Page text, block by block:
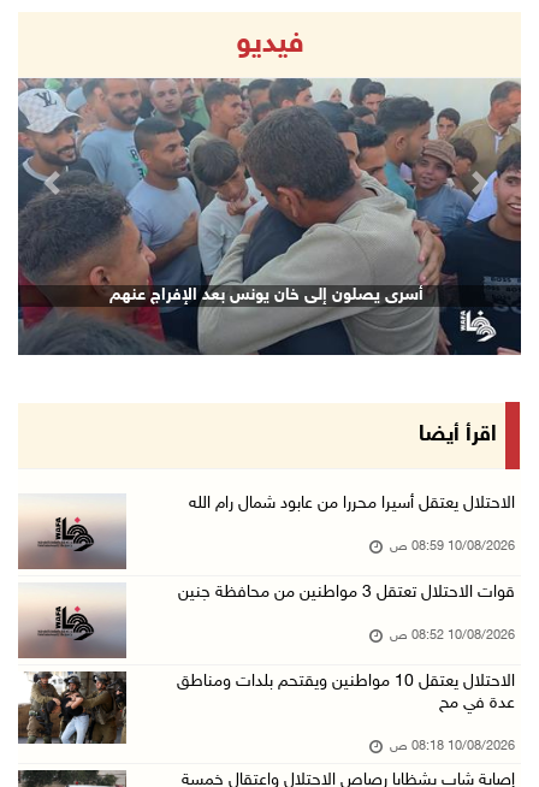
10/آب/2026 08:52 ص
أوروبا الغربية تسجل أعلى حرارة صيفية في تاريخ ...
10/آب/2026 08:22 ص
الاحتلال يعتقل 10 مواطنين ويقتحم بلدات ومناطق ...
10/آب/2026 08:18 ص
إصابة شاب بشظايا رصاص الاحتلال واعتقال خمسة م ...
10/آب/2026 08:11 ص
حالة الطقس: استمرار تأثير الكتلة الهوائية شدي ...
الاحتلال يواصل عدوانه على غزة والضفة.. إصابات ...
"نقابة الصحفيين": 108 اعتداءات بحق الصحفيين ا ...
09/آب/2026 10:35 م
فيديو
أسرى يصلون إلى خان يونس بعد الإفراج عنهم
Next
اقرأ أيضا
الاحتلال يعتقل أسيرا محررا من عابود شمال رام الله
10/08/2026 08:59 ص
قوات الاحتلال تعتقل 3 مواطنين من محافظة جنين
10/08/2026 08:52 ص
الاحتلال يعتقل 10 مواطنين ويقتحم بلدات ومناطق
عدة في مح
10/08/2026 08:18 ص
إصابة شاب بشظايا رصاص الاحتلال واعتقال خمسة